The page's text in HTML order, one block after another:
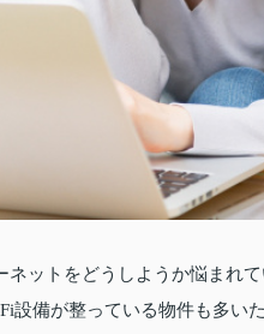
ットをどうしようか悩まれて
設備が整っている物件も多い